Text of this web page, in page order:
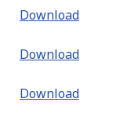
Download
Download
Download